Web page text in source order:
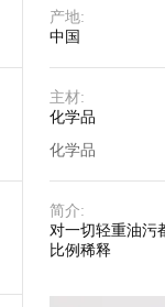
产地:
中国
主材:
化学品
化学品
简介:
对一切轻重油污
比例稀释